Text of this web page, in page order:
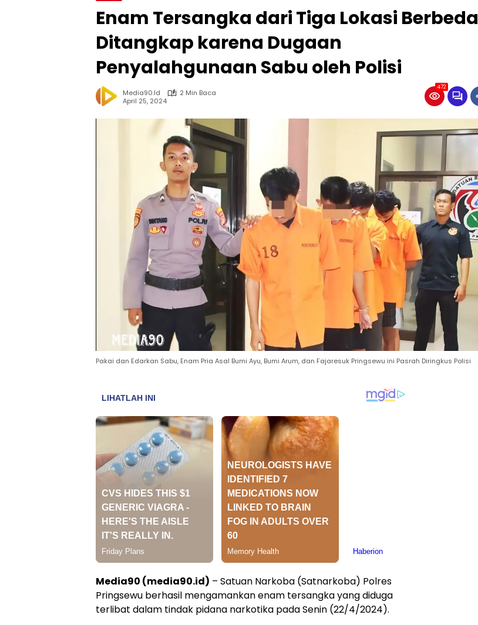
Enam Tersangka dari Tiga Lokasi Berbeda
Ditangkap karena Dugaan
Penyalahgunaan Sabu oleh Polisi
Media90.id
2 Min Baca
April 25, 2024
472
Pakai dan Edarkan Sabu, Enam Pria Asal Bumi Ayu, Bumi Arum, dan Fajaresuk Pringsewu ini Pasrah Diringkus Polisi
Media90 (media90.id) – Satuan Narkoba (Satnarkoba) Polres
Pringsewu berhasil mengamankan enam tersangka yang diduga
terlibat dalam tindak pidana narkotika pada Senin (22/4/2024).